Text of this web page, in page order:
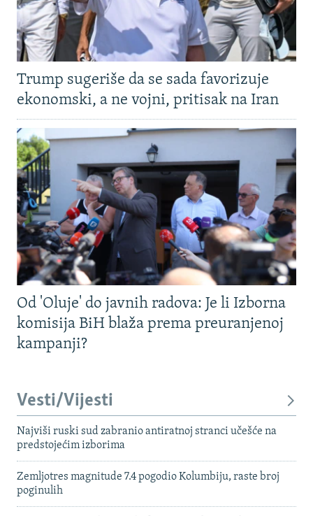
Trump sugeriše da se sada favorizuje
ekonomski, a ne vojni, pritisak na Iran
Od 'Oluje' do javnih radova: Je li Izborna
komisija BiH blaža prema preuranjenoj
kampanji?
Vesti/Vijesti
Najviši ruski sud zabranio antiratnoj stranci učešće na
predstojećim izborima
Zemljotres magnitude 7.4 pogodio Kolumbiju, raste broj
poginulih